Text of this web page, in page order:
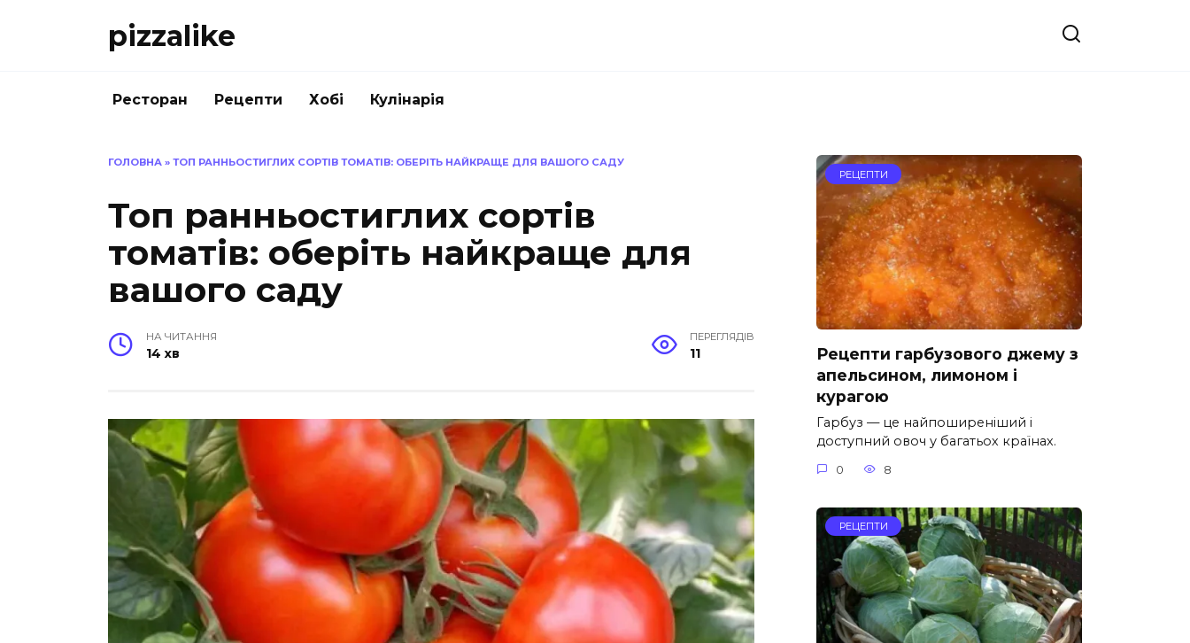
pizzalike
Ресторан Рецепти Хобі Кулінарія
ГОЛОВНА » ТОП РАННЬОСТИГЛИХ СОРТІВ ТОМАТІВ: ОБЕРІТЬ НАЙКРАЩЕ ДЛЯ ВАШОГО САДУ
Топ ранньостиглих сортів
томатів: оберіть найкраще для
вашого саду
НА ЧИТАННЯ
14 хв
ПЕРЕГЛЯДІВ
11
РЕЦЕПТИ
Рецепти гарбузового джему з
апельсином, лимоном і
курагою
Гарбуз — це найпоширеніший і
доступний овоч у багатьох країнах.
0 8
РЕЦЕПТИ